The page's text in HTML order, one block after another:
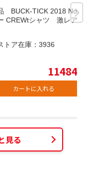
BUCK-TICK 2018 No.0
CREWtシャツ 激レア
トア在庫： 3936
11484
カートに入れる
見る